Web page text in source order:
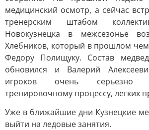
медицинский осмотр, а сейчас
тренерским штабом
Новокузнецка в межсезонье
Хлебников, который в прошлом
Федору Полищуку. Состав
обновился и Валерий
игроков очень серьезно
тренировочному процессу, легких
Уже в ближайшие дни Кузнецкие
выйти на ледовые занятия.